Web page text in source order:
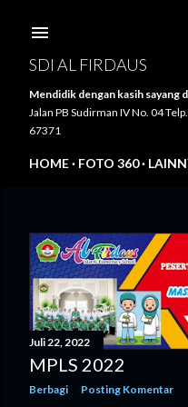
SDI AL FIRDAUS
Mendidik dengan kasih sayang
Jalan PB Sudirman IV No. 04
67371
HOME FOTO 360
P
o
s
t
Juli 22, 2022
MPLS 2022
Berbagi Posting Komentar